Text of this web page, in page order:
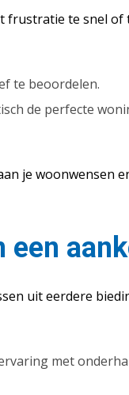
frustratie te snel of
te beoordelen.
de perfecte
je woonwensen
een
uit eerdere
met